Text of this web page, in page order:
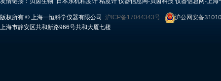
版权所有 © 上海一恒科学仪器有限公司 沪ICP备17044343号 沪公网安备
上海市静安区共和新路966号共和大厦七楼